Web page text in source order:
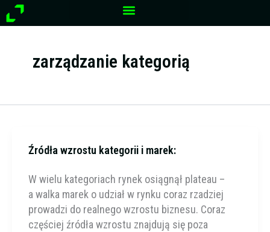
Przejdź
do
zarządzanie kategorią
Źródła wzrostu kategorii i marek:
W wielu kategoriach rynek osiągnął plateau –
a walka marek o udział w rynku coraz rzadziej
prowadzi do realnego wzrostu biznesu. Coraz
częściej źródła wzrostu znajdują się poza